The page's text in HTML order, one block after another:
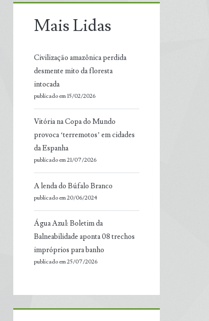
Mais Lidas
Civilização amazônica perdida
desmente mito da floresta
intocada
publicado em 15/02/2026
Vitória na Copa do Mundo
provoca ‘terremotos’ em cidades
da Espanha
publicado em 21/07/2026
A lenda do Búfalo Branco
publicado em 20/06/2024
Água Azul: Boletim da
Balneabilidade aponta 08 trechos
impróprios para banho
publicado em 25/07/2026